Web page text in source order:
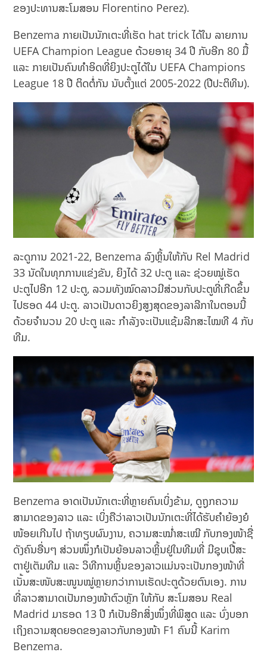
ຂອງປະທານສະໂມສອນ Florentino Perez).
Benzema ກາຍເປັນນັກເຕະທີ່ເຮັດ hat trick ໄດ້ໃນ ລາຍການ
UEFA Champion League ດ້ວຍອາຍຸ 34 ປີ ກັບອີກ 80 ມື້
ແລະ ກາຍເປັນຄົນທຳອິດທີ່ຍິງປະຕູໄດ້ໃນ UEFA Champions
League 18 ປີ ຕິດຕໍ່ກັນ ນັບຕັ້ງແຕ່ 2005-2022 (ປີປະຕິທິນ).
ລະດູການ 2021-22, Benzema ລົງຫຼິ້ນໃຫ້ກັບ Rel Madrid
33 ນັດໃນທຸກການແຂ່ງຂັນ, ຍິງໄດ້ 32 ປະຕູ ແລະ ຊ່ວຍໝູ່ເຮັດ
ປະຕູໄປອີກ 12 ປະຕູ, ລວມທັງໝົດລາວມີສ່ວນກັບປະຕູທີ່ເກີດຂຶ້ນ
ໄປຮອດ 44 ປະຕູ. ລາວເປັນດາວຍິງສູງສຸດຂອງລາລີກາໃນຕອນນີ້
ດ້ວຍຈຳນວນ 20 ປະຕູ ແລະ ກໍາລັງຈະເປັນແຊ້ມລີກສະໄໝທີ 4 ກັບ
ທີມ.
Benzema ອາດເປັນນັກເຕະທີ່ຫຼາຍຄົນເບິ່ງຂ້າມ, ດູຖູກຄວາມ
ສາມາດຂອງລາວ ແລະ ເບິ່ງຄືວ່າລາວເປັນນັກເຕະທີ່ໄດ້ຮັບຄຳຍ້ອງຍໍ
ໜ້ອຍເກີນໄປ ຖ້າທຽບຜົນງານ, ຄວາມສະໝໍ່າສະເໝີ ກັບກອງໜ້າຊື່
ດັງຄົນອື່ນໆ ສ່ວນໜຶ່ງກໍເປັນຍ້ອນລາວຫຼິ້ນຢູ່ໃນທີມທີ່ ມີຊຸບເປີ້ສະ
ຕາຢູ່ເຕັມທີມ ແລະ ວິທີການຫຼິ້ນຂອງລາວແມ່ນຈະເປັນກອງໜ້າທີ່
ເນັ້ນສະໜັບສະໜູນໝູ່ຫຼາຍກວ່າການເຮັດປະຕູດ້ວຍຕົນເອງ. ການ
ທີ່ລາວສາມາດເປັນກອງໜ້າຕົວຫຼັກ ໃຫ້ກັບ ສະໂມສອນ Real
Madrid ມາຮອດ 13 ປີ ກໍເປັນອີກສິ່ງໜຶ່ງທີ່ພິສູດ ແລະ ບົ່ງບອກ
ເຖິງຄວາມສຸດຍອດຂອງລາວກັບກອງໜ້າ F1 ຄົນນີ້ Karim
Benzema.